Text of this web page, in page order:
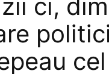
ci,